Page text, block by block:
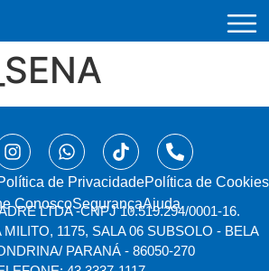
de PrivacidadePolítica de Cookies
ConoscoSegurançaAjuda
LTDA -CNPJ 10.519.294/0001-16.
1175, SALA 06 SUBSOLO - BELA
PARANÁ - 86050-270